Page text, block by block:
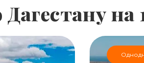
Дагестану на